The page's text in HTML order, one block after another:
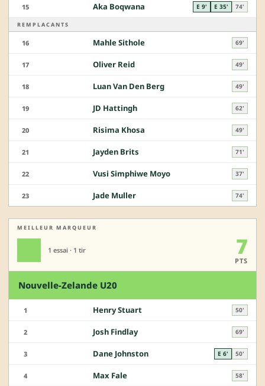
15 Aka Boqwana E 9' E 35' 74'
REMPLACANTS
16 Mahle Sithole 69'
17 Oliver Reid 49'
18 Luan Van Den Berg 49'
19 JD Hattingh 62'
20 Risima Khosa 49'
21 Jayden Brits 71'
22 Vusi Simphiwe Moyo 37'
23 Jade Muller 74'
MEILLEUR MARQUEUR
1 essai · 1 tir 7
PTS
Nouvelle-Zelande U20
1 Henry Stuart 50'
2 Josh Findlay 69'
3 Dane Johnston E 6' 50'
4 Max Fale 58'